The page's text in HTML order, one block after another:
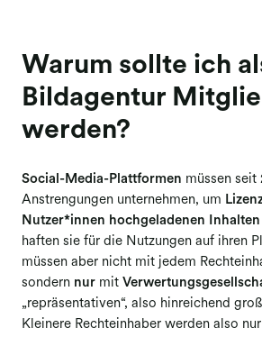
Daten ändern
Passwort anfordern
Vertrag ändern
Rechtsnachfolge
Verlage & Bildagenturen
Berufsgruppenversammlungen
Mitgliederversammlung
Elektronische Abstimmung
Warum sollte ich
Bildagentur
werden?
Social-Media-Plattformen müssen seit
Anstrengungen unternehmen, um
Nutzer*innen hochgeladenen Inhalten
haften sie für die Nutzungen auf ihren
müssen aber nicht mit jedem
sondern nur mit
„repräsentativen“, also hinreichend
Kleinere Rechteinhaber werden also